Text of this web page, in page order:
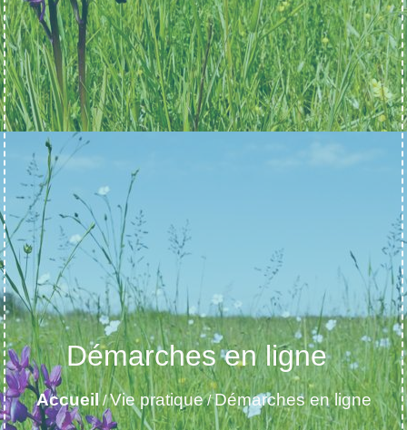
Démarches en ligne
Accueil /Vie pratique/Démarches en ligne